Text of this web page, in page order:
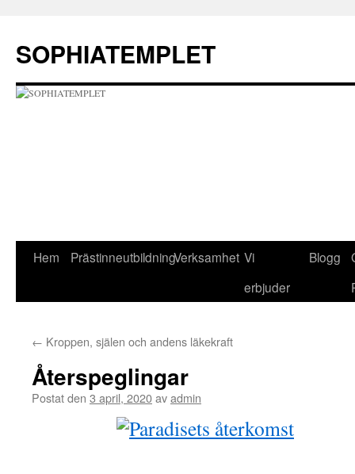
innehåll
SOPHIATEMPLET
Hem PrästinneutbildningVerksamhet Vi
erbjuder
Blogg
← Kroppen, själen och andens läkekraft
Återspeglingar
Postat den 3 april, 2020avadmin